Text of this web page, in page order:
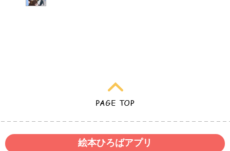
絵本ひろばアプリ